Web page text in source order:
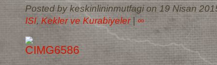
Posted by keskinlininmutfagi on 19 Nisan
ISI, Kekler ve Kurabiyeler ∞